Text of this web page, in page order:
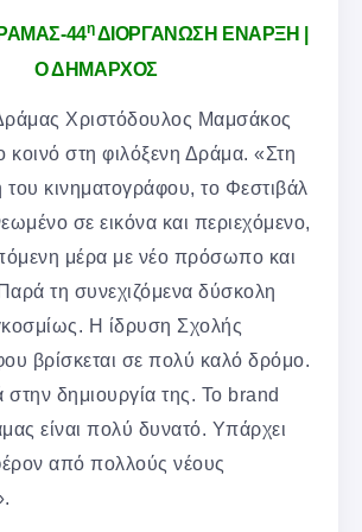
44ηΔΙΟΡΓΑΝΩΣΗ ΕΝΑΡΞΗ |
Ο ΔΗΜΑΡΧΟΣ
Χριστόδουλος Μαμσάκος
κοινό στη φιλόξενη Δράμα. «Στη
του κινηματογράφου, το Φεστιβάλ
σε εικόνα και περιεχόμενο,
μέρα με νέο πρόσωπο και
τη συνεχιζόμενα δύσκολη
Η ίδρυση Σχολής
βρίσκεται σε πολύ καλό δρόμο.
στην δημιουργία της. Το brand
είναι πολύ δυνατό. Υπάρχει
από πολλούς νέους